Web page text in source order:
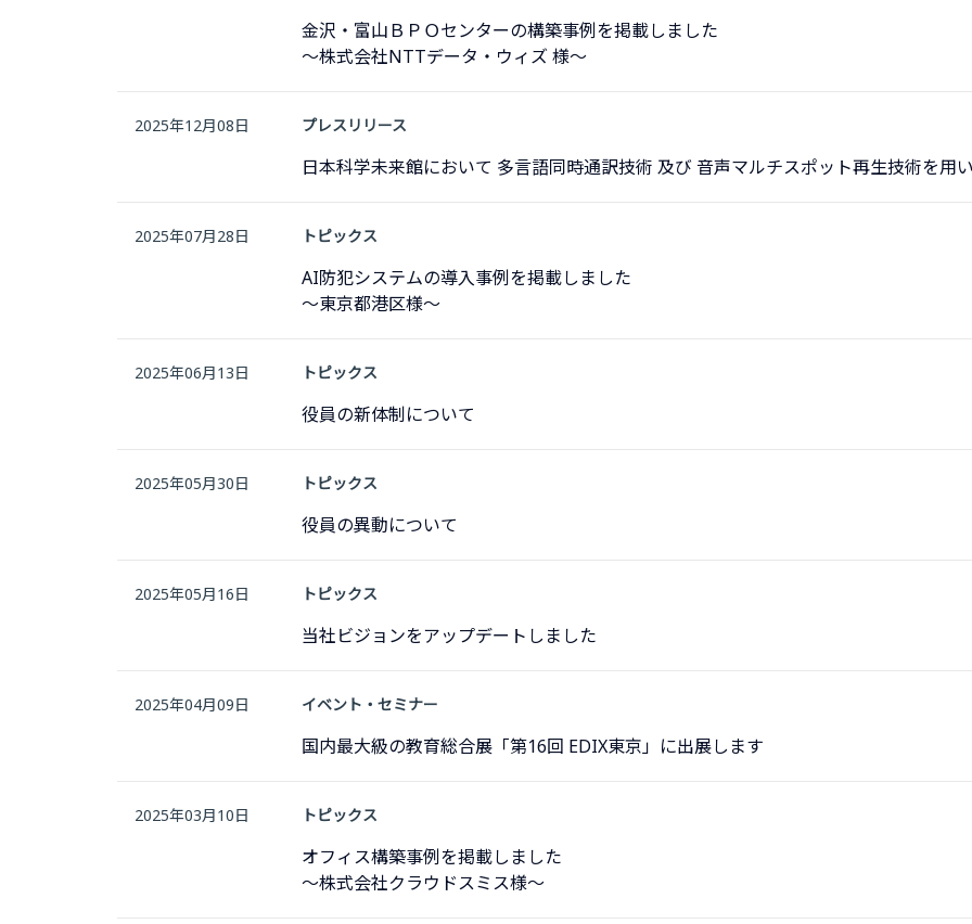
金沢・富山ＢＰＯセンターの構築事例を掲載しました
～株式会社NTTデータ・ウィズ 様～
2025年12月08日 プレスリリース
日本科学未来館において 多言語同時通訳技術 及び 音声マルチスポット再生技術を用
2025年07月28日 トピックス
AI防犯システムの導入事例を掲載しました
〜東京都港区様〜
2025年06月13日 トピックス
役員の新体制について
2025年05月30日 トピックス
役員の異動について
2025年05月16日 トピックス
当社ビジョンをアップデートしました
2025年04月09日 イベント・セミナー
国内最大級の教育総合展「第16回 EDIX東京」に出展します
2025年03月10日 トピックス
オフィス構築事例を掲載しました
〜株式会社クラウドスミス様〜